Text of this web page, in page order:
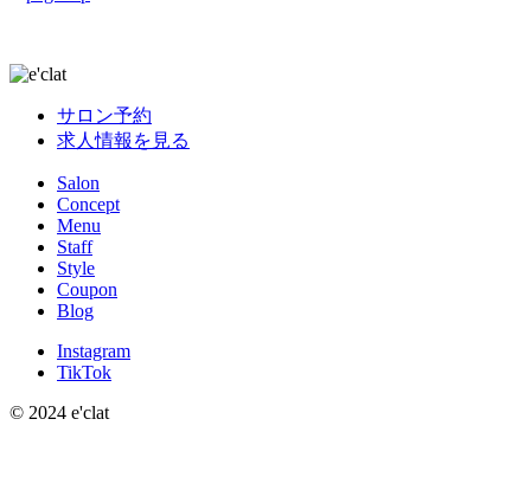
サロン予約
求人情報を見る
Salon
Concept
Menu
Staff
Style
Coupon
Blog
Instagram
TikTok
© 2024 e'clat